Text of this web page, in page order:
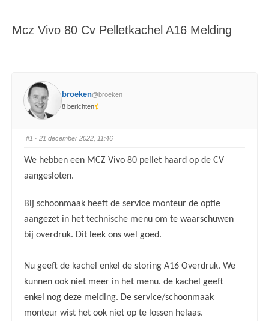
Mcz Vivo 80 Cv Pelletkachel A16 Melding
broeken@broeken
8 berichten
#1 · 21 december 2022, 11:46
We hebben een MCZ Vivo 80 pellet haard op de CV
aangesloten.
Bij schoonmaak heeft de service monteur de optie
aangezet in het technische menu om te waarschuwen
bij overdruk. Dit leek ons wel goed.
Nu geeft de kachel enkel de storing A16 Overdruk. We
kunnen ook niet meer in het menu. de kachel geeft
enkel nog deze melding. De service/schoonmaak
monteur wist het ook niet op te lossen helaas.